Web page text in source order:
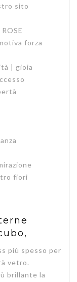
sito
forza
| gioia
più spesso per
vetro.
brillante la